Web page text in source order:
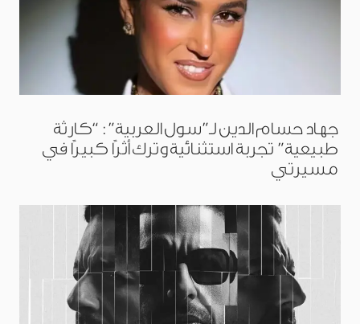
جهاد حسام الدين لـ”سول العربية”: “كارثة
طبيعية” تجربة استثنائية وترك أثرًا كبيرًا في
مسيرتي